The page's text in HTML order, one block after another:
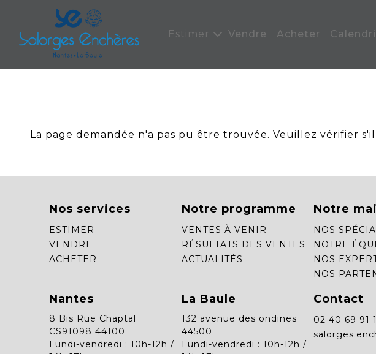
Estimer Vendre Acheter
La page demandée n'a pas pu être trouvée. Veuillez vérifier
Nos services
ESTIMER
VENDRE
ACHETER
Notre programme
VENTES À VENIR
RÉSULTATS DES VENTES
ACTUALITÉS
Notre
NOS
NOTRE
NOS
NOS
Nantes
8 Bis Rue Chaptal
CS91098 44100
Lundi-vendredi : 10h-12h /
La Baule
132 avenue des ondines
44500
Lundi-vendredi : 10h-12h /
Contact
02 40 69 91
Panneau de gestion des cookies